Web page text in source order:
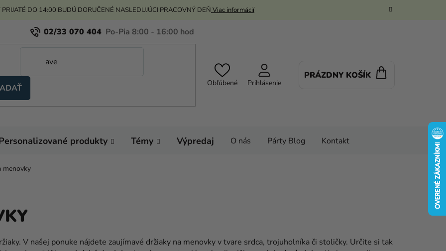
PRIJATÉ DO 14:00 BUDÚ DORUČENÉ NASLEDUJÚCI PRACOVNÝ DEŇ Viac informácií
02/33 070 404
Obľúbené Prihlásenie
PRÁZDNY KOŠÍK
produkty Témy Výpredaj O nás Párty Blog Kontakt
menovky
V našej ponuke nájdete zaujímavé držiaky na menovky v tvare srdca, trojuholníka či stoličky. Určite si tak